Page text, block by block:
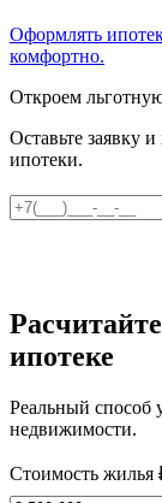
Оформлять
комфортно.
Откроем
Оставьте заявку
ипотеки.
ипотеке
Реальный способ
недвижимости.
Стоимость жилья